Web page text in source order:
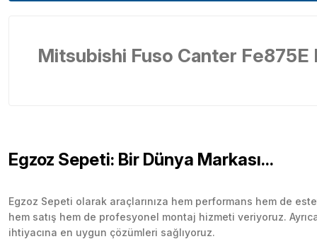
Mitsubishi Fuso Canter Fe875E
Egzoz Sepeti: Bir Dünya Markası...
Egzoz Sepeti olarak araçlarınıza hem performans hem de
hem satış hem de profesyonel montaj hizmeti veriyoruz.
ihtiyacına en uygun çözümleri sağlıyoruz.